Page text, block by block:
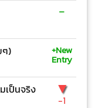
-
ๆ) +New
Entry
เป็นจริง ▼
-1